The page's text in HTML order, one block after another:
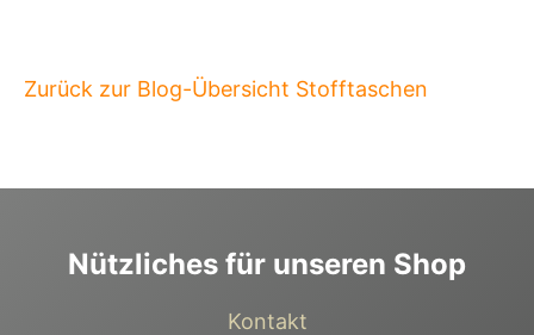
Zurück zur Blog-Übersicht Stofftaschen
Nützliches für unseren Shop
Kontakt